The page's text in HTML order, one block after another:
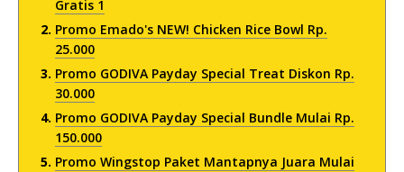
Gratis 1
Promo Emado's NEW! Chicken Rice Bowl Rp.
25.000
Promo GODIVA Payday Special Treat Diskon Rp.
30.000
Promo GODIVA Payday Special Bundle Mulai Rp.
150.000
Promo Wingstop Paket Mantapnya Juara Mulai